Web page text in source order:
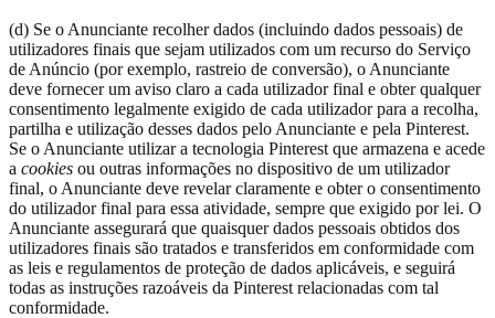
(d) Se o Anunciante recolher dados (incluindo dados pessoais) de
utilizadores finais que sejam utilizados com um recurso do Serviço
de Anúncio (por exemplo, rastreio de conversão), o Anunciante
deve fornecer um aviso claro a cada utilizador final e obter qualquer
consentimento legalmente exigido de cada utilizador para a recolha,
partilha e utilização desses dados pelo Anunciante e pela Pinterest.
Se o Anunciante utilizar a tecnologia Pinterest que armazena e acede
a cookies ou outras informações no dispositivo de um utilizador
final, o Anunciante deve revelar claramente e obter o consentimento
do utilizador final para essa atividade, sempre que exigido por lei. O
Anunciante assegurará que quaisquer dados pessoais obtidos dos
utilizadores finais são tratados e transferidos em conformidade com
as leis e regulamentos de proteção de dados aplicáveis, e seguirá
todas as instruções razoáveis da Pinterest relacionadas com tal
conformidade.